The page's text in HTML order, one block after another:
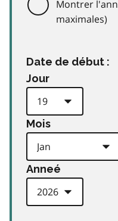
Montrer
maximales)
Date de début :
Jour
Mois
Anneé